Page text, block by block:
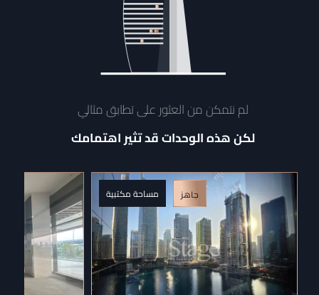
لم نتمكن من العثور على تطابق مثالي
لكن هذه الوحدات قد تثير اهتمامك
جاهز مساحة مكتبية